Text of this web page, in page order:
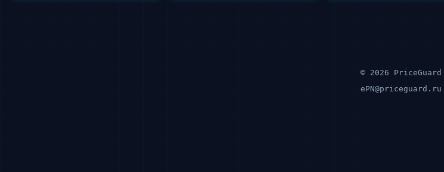
© 2026 PriceGuard
ePN@priceguard.ru